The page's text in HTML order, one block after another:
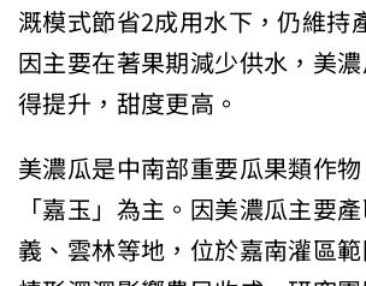
溉模式節省2成用水下，仍維
因主要在著果期減少供水，美
得提升，甜度更高。
美濃瓜是中南部重要瓜果類作
「嘉玉」為主。因美濃瓜主要
義、雲林等地，位於嘉南灌區